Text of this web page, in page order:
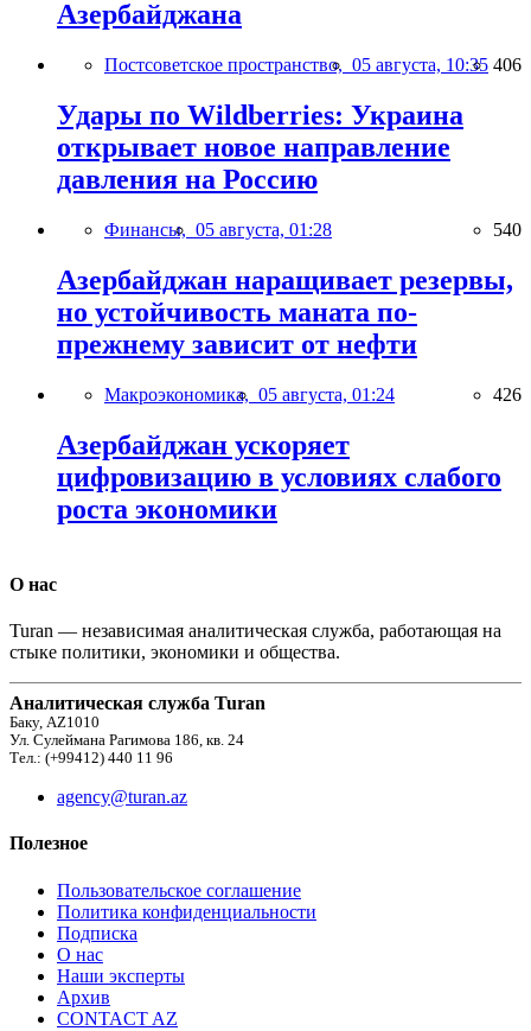
Азербайджана
Постсоветское пространство, 05 августа, 10:35 406
Удары по Wildberries: Украина
открывает новое направление
давления на Россию
Финансы, 05 августа, 01:28 540
Азербайджан наращивает резервы,
но устойчивость маната по-
прежнему зависит от нефти
Макроэкономика, 05 августа, 01:24 426
Азербайджан ускоряет
цифровизацию в условиях слабого
роста экономики
О нас
Turan — независимая аналитическая служба, работающая на
стыке политики, экономики и общества.
Аналитическая служба Turan
Баку, AZ1010
Ул. Сулеймана Рагимова 186, кв. 24
Тел.: (+99412) 440 11 96
agency@turan.az
Полезное
Пользовательское соглашение
Политика конфиденциальности
Подписка
О нас
Наши эксперты
Архив
CONTACT AZ